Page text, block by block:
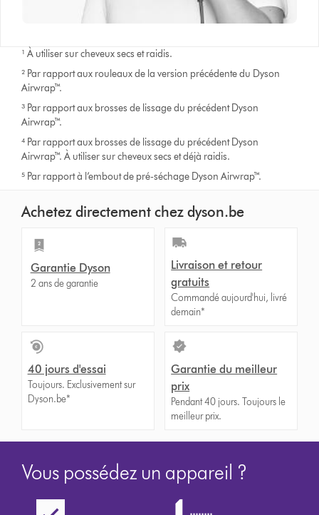
¹ À utiliser sur cheveux secs et raidis.
² Par rapport aux rouleaux de la version précédente du Dyson
Airwrap™.
³ Par rapport aux brosses de lissage du précédent Dyson
Airwrap™.
⁴ Par rapport aux brosses de lissage du précédent Dyson
Airwrap™. À utiliser sur cheveux secs et déjà raidis.
⁵ Par rapport à l’embout de pré-séchage Dyson Airwrap™.
Achetez directement chez dyson.be
Garantie Dyson
2 ans de garantie
Livraison et retour
gratuits
Commandé aujourd'hui, livré
demain*
40 jours d'essai
Toujours. Exclusivement sur
Dyson.be*
Garantie du meilleur
prix
Pendant 40 jours. Toujours le
meilleur prix.
Vous possédez un appareil ?